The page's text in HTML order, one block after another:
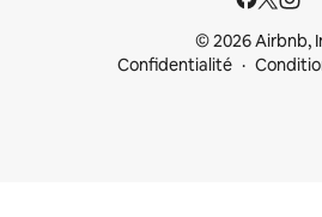
© 2026 Airbnb,
Confidentialité